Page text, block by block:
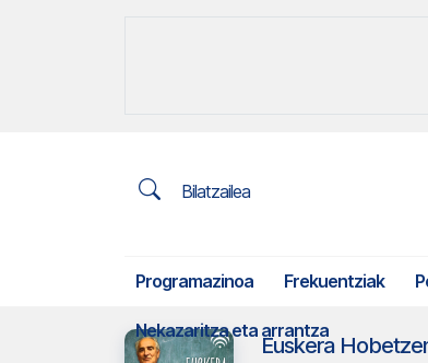
Bilatzailea
Programazinoa Frekuentziak
Nekazaritza eta arrantza
Euskera